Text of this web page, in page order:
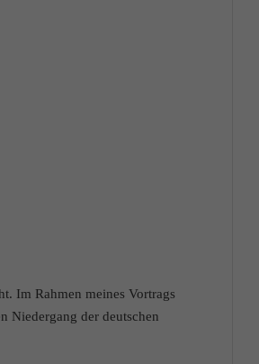
Im Rahmen meines Vortrags
Niedergang der deutschen